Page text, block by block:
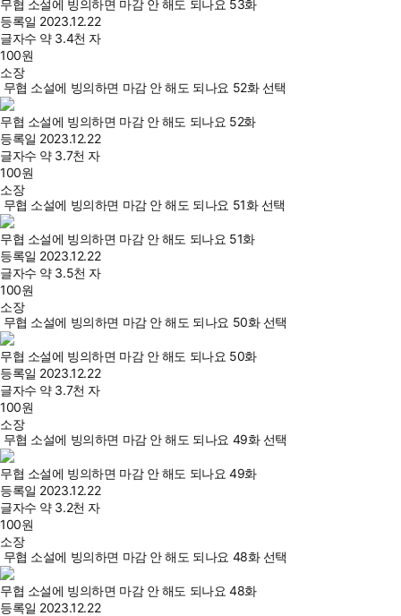
무협 소설에 빙의하면 마감 안 해도 되나요 53화
등록일 2023.12.22
글자수 약 3.4천 자
100원
소장
무협 소설에 빙의하면 마감 안 해도 되나요 52화 선택
무협 소설에 빙의하면 마감 안 해도 되나요 52화
등록일 2023.12.22
글자수 약 3.7천 자
100원
소장
무협 소설에 빙의하면 마감 안 해도 되나요 51화 선택
무협 소설에 빙의하면 마감 안 해도 되나요 51화
등록일 2023.12.22
글자수 약 3.5천 자
100원
소장
무협 소설에 빙의하면 마감 안 해도 되나요 50화 선택
무협 소설에 빙의하면 마감 안 해도 되나요 50화
등록일 2023.12.22
글자수 약 3.7천 자
100원
소장
무협 소설에 빙의하면 마감 안 해도 되나요 49화 선택
무협 소설에 빙의하면 마감 안 해도 되나요 49화
등록일 2023.12.22
글자수 약 3.2천 자
100원
소장
무협 소설에 빙의하면 마감 안 해도 되나요 48화 선택
무협 소설에 빙의하면 마감 안 해도 되나요 48화
등록일 2023.12.22